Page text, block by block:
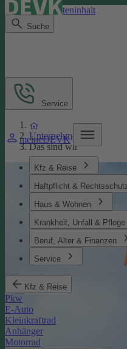
Direkt zum Seiteninhalt
Suche
meineDEVK
Kfz & Reise
Haftpflicht &
Haus & Wohnen
Krankheit, Unfall & Pflege
Beruf, Alter & Finanzen
Service
Kfz & Reise
Pkw
E-Auto
Kleinkraftrad
Anhänger
Motorrad
Service
Unternehmen
Das sind wir